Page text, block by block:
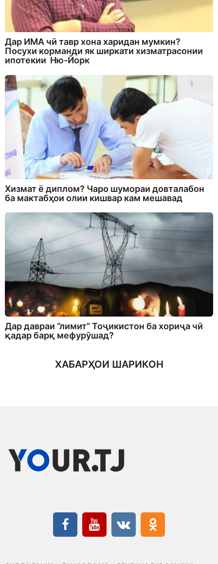
Дар ИМА чӣ тавр хона харидан мумкин?
Посухи корманди як ширкати хизматрасонии
ипотекии Ню-Йорк
Хизмат ё диплом? Чаро шумораи довталабон
ба мактабҳои олии кишвар кам мешавад
Дар давраи “лимит” Тоҷикистон ба хориҷа чӣ
қадар барқ мефурӯшад?
ХАБАРҲОИ ШАРИКОН